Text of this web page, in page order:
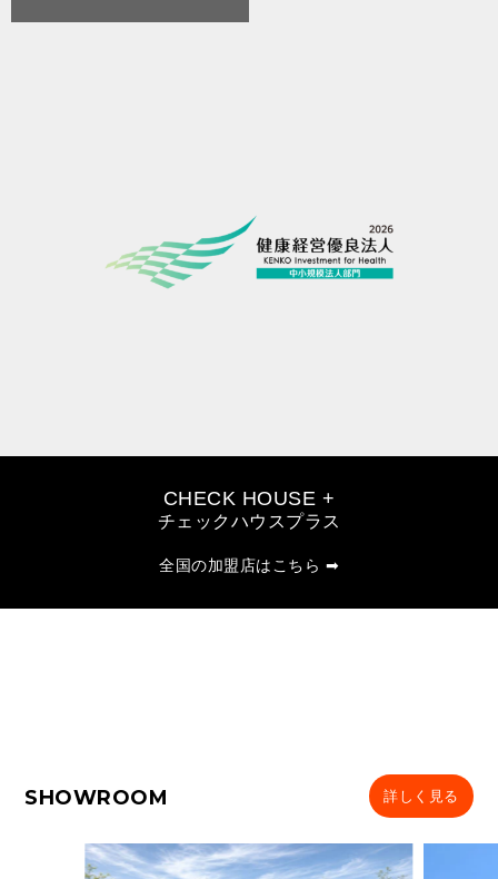
CHECK HOUSE +
チェックハウスプラス
全国の加盟店はこちら ➡
SHOWROOM 詳しく見る